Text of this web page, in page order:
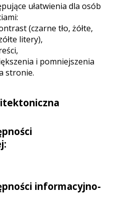
ułatwienia dla osób
(czarne tło, żółte,
litery),
i pomniejszenia
stronie.
informacyjno-